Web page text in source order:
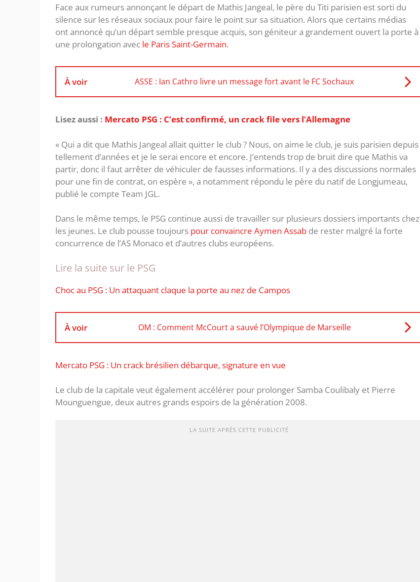
Face aux rumeurs annonçant le départ de Mathis Jangeal, le père du Titi parisien est sorti du
silence sur les réseaux sociaux pour faire le point sur sa situation. Alors que certains médias
ont annoncé qu’un départ semble presque acquis, son géniteur a grandement ouvert la porte à
une prolongation avec le Paris Saint-Germain.
À voir ASSE : Ian Cathro livre un message fort avant le FC Sochaux
Lisez aussi : Mercato PSG : C’est confirmé, un crack file vers l’Allemagne
« Qui a dit que Mathis Jangeal allait quitter le club ? Nous, on aime le club, je suis parisien depuis
tellement d’années et je le serai encore et encore. J’entends trop de bruit dire que Mathis va
partir, donc il faut arrêter de véhiculer de fausses informations. Il y a des discussions normales
pour une fin de contrat, on espère », a notamment répondu le père du natif de Longjumeau,
publié le compte Team JGL.
Dans le même temps, le PSG continue aussi de travailler sur plusieurs dossiers importants chez
les jeunes. Le club pousse toujours pour convaincre Aymen Assab de rester malgré la forte
concurrence de l’AS Monaco et d’autres clubs européens.
Lire la suite sur le PSG
Choc au PSG : Un attaquant claque la porte au nez de Campos
À voir OM : Comment McCourt a sauvé l’Olympique de Marseille
Mercato PSG : Un crack brésilien débarque, signature en vue
Le club de la capitale veut également accélérer pour prolonger Samba Coulibaly et Pierre
Mounguengue, deux autres grands espoirs de la génération 2008.
LA SUITE APRÈS CETTE PUBLICITÉ